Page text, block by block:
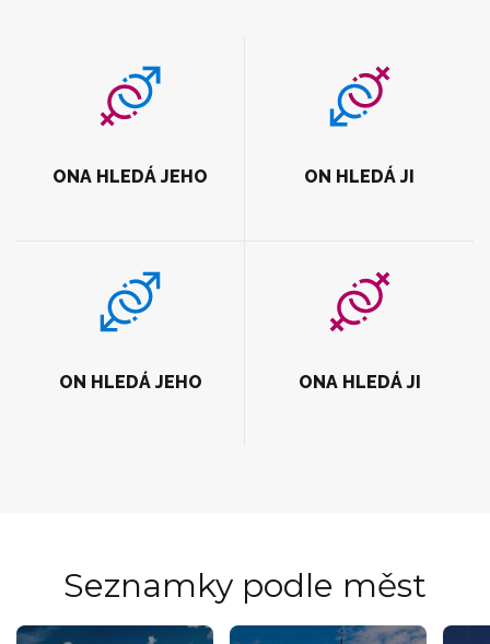
ONA HLEDÁ JEHO ON HLEDÁ JI
ON HLEDÁ JEHO ONA HLEDÁ JI
Seznamky podle měst